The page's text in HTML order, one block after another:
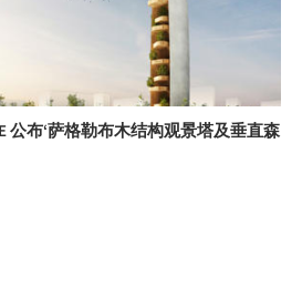
公布‘萨格勒布木结构观景塔及垂直森